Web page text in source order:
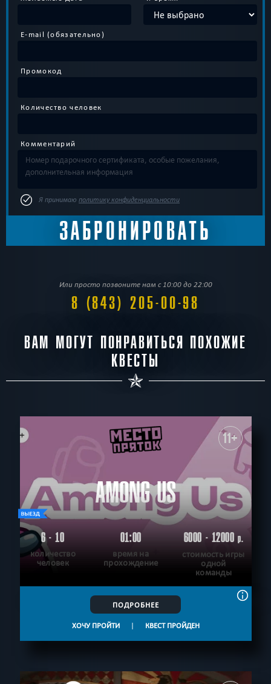
E-mail (обязательно)
Промокод
Количество человек
Комментарий
Я принимаю политику конфиденциальности
Или просто позвоните нам с 10:00 до 22:00
8 (843) 205-00-98
ВАМ МОГУТ ПОНРАВИТЬСЯ ПОХОЖИЕ
КВЕСТЫ
11+
AMONG US
6 - 10
количество
человек
01:00
время на
прохождение
6000 - 12000р.
стоимость игры
одной
команды
ПОДРОБНЕЕ
ХОЧУ ПРОЙТИ | КВЕСТ ПРОЙДЕН